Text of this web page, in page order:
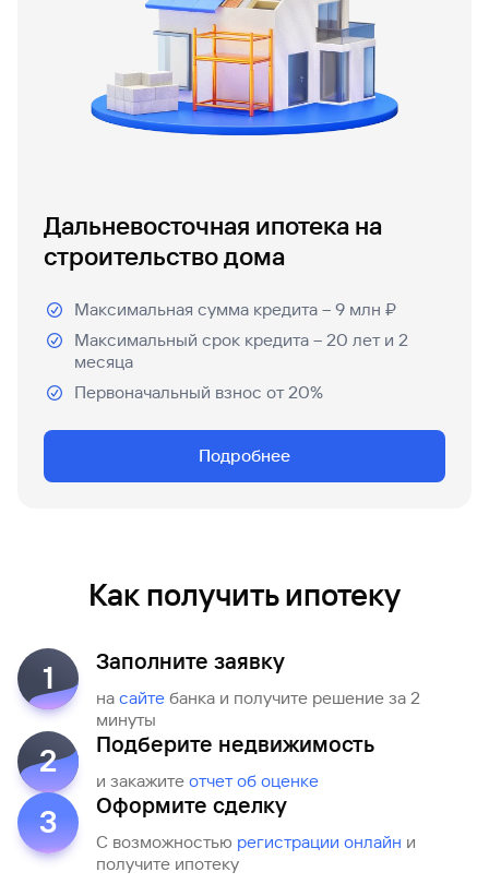
Дальневосточная ипотека на
строительство дома
Максимальная сумма кредита – 9 млн ₽
Максимальный срок кредита – 20 лет и 2
месяца
Первоначальный взнос от 20%
Подробнее
Как получить ипотеку
1 Заполните заявку
на сайте банка и получите решение за 2
минуты
2 Подберите недвижимость
и закажите отчет об оценке
3 Оформите сделку
С возможностью регистрации онлайн и
получите ипотеку